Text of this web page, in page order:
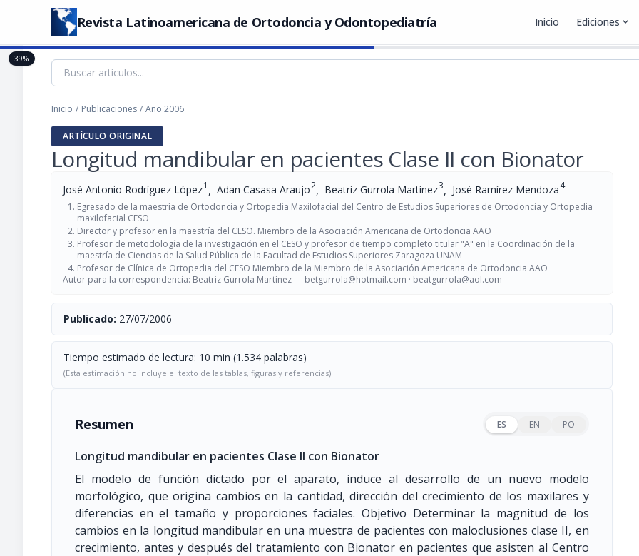
Revista Latinoamericana de Ortodoncia y Odontopediatría Inicio Ediciones expand_more
Inicio / Publicaciones / Año 2006
ARTÍCULO ORIGINAL
Longitud mandibular en pacientes Clase II con Bionator
José Antonio Rodríguez López1 , Adan Casasa Araujo2, Beatriz Gurrola Martínez3, José Ramírez Mendoza4
Egresado de la maestría de Ortodoncia y Ortopedia Maxilofacial del Centro de Estudios Superiores de Ortodoncia y Ortopedia
maxilofacial CESO
Director y profesor en la maestría del CESO. Miembro de la Asociación Americana de Ortodoncia AAO
Profesor de metodología de la investigación en el CESO y profesor de tiempo completo titular "A" en la Coordinación de la
maestría de Ciencias de la Salud Pública de la Facultad de Estudios Superiores Zaragoza UNAM
Profesor de Clínica de Ortopedia del CESO Miembro de la Miembro de la Asociación Americana de Ortodoncia AAO
Autor para la correspondencia: Beatriz Gurrola Martínez — betgurrola@hotmail.com · beatgurrola@aol.com
Publicado: 27/07/2006
Tiempo estimado de lectura: 10 min (1.534 palabras)
(Esta estimación no incluye el texto de las tablas, figuras y referencias)
Resumen ES EN PO
Longitud mandibular en pacientes Clase II con Bionator
El modelo de función dictado por el aparato, induce al desarrollo de un nuevo modelo
morfológico, que origina cambios en la cantidad, dirección del crecimiento de los maxilares y
diferencias en el tamaño y proporciones faciales. Objetivo Determinar la magnitud de los
cambios en la longitud mandibular en una muestra de pacientes con maloclusiones clase II, en
crecimiento, antes y después del tratamiento con Bionator en pacientes que asisten al Centro
39%